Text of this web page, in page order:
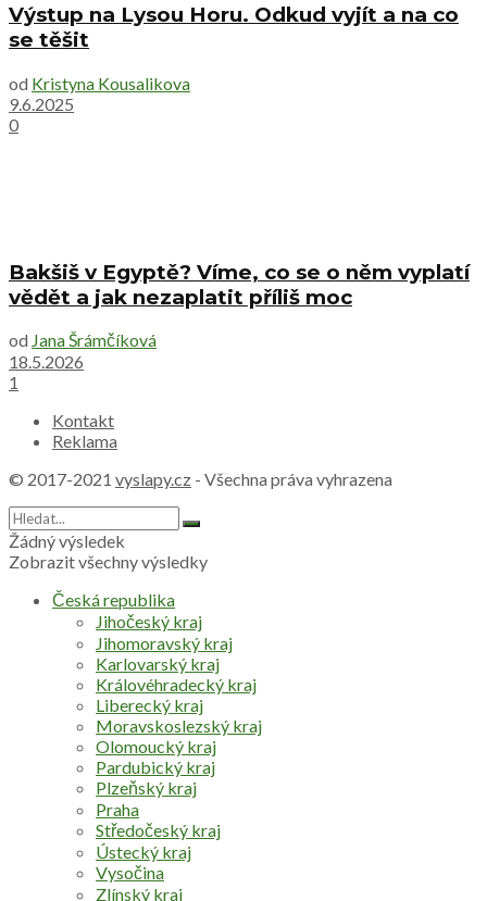
Výstup na Lysou Horu. Odkud vyjít a na co
se těšit
od Kristyna Kousalikova
9.6.2025
0
Bakšiš v Egyptě? Víme, co se o něm vyplatí
vědět a jak nezaplatit příliš moc
od Jana Šrámčíková
18.5.2026
1
Kontakt
Reklama
© 2017-2021 vyslapy.cz - Všechna práva vyhrazena
Žádný výsledek
Zobrazit všechny výsledky
Česká republika
Jihočeský kraj
Jihomoravský kraj
Karlovarský kraj
Královéhradecký kraj
Liberecký kraj
Moravskoslezský kraj
Olomoucký kraj
Pardubický kraj
Plzeňský kraj
Praha
Středočeský kraj
Ústecký kraj
Vysočina
Zlínský kraj